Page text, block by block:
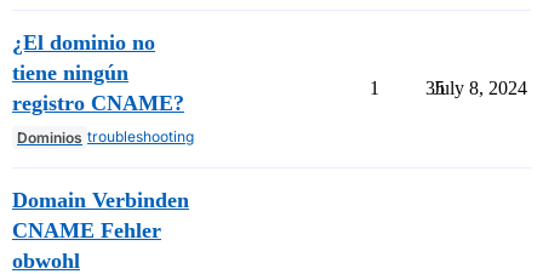
¿El dominio no
tiene ningún
registro CNAME?
Dominios troubleshooting
1 35
July 8, 2024
Domain Verbinden
CNAME Fehler
obwohl